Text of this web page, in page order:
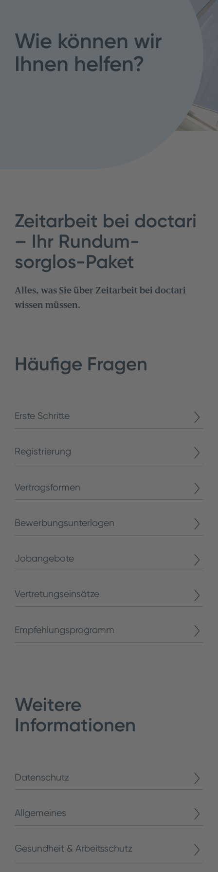
Wie können wir
Ihnen helfen?
Zeitarbeit bei doctari
– Ihr Rundum-
sorglos-Paket
Alles, was Sie über Zeitarbeit bei doctari
wissen müssen.
Häufige Fragen
Erste Schritte
Registrierung
Vertragsformen
Bewerbungsunterlagen
Jobangebote
Vertretungseinsätze
Empfehlungsprogramm
Weitere
Informationen
Datenschutz
Allgemeines
Gesundheit & Arbeitsschutz